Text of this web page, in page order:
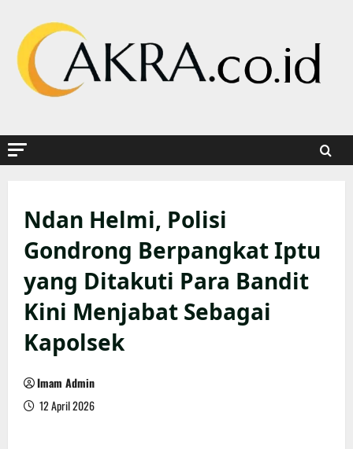
content
Ndan Helmi, Polisi
Gondrong Berpangkat Iptu
yang Ditakuti Para Bandit
Kini Menjabat Sebagai
Kapolsek
Imam Admin
12 April 2026